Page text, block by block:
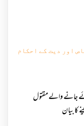
اور دیت کے احکام
جانے والے مقتول
کا بیان